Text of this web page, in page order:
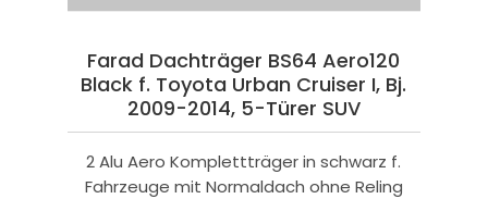
Farad Dachträger BS64 Aero120
Black f. Toyota Urban Cruiser I, Bj.
2009-2014, 5-Türer SUV
2 Alu Aero Komplettträger in schwarz f.
Fahrzeuge mit Normaldach ohne Reling